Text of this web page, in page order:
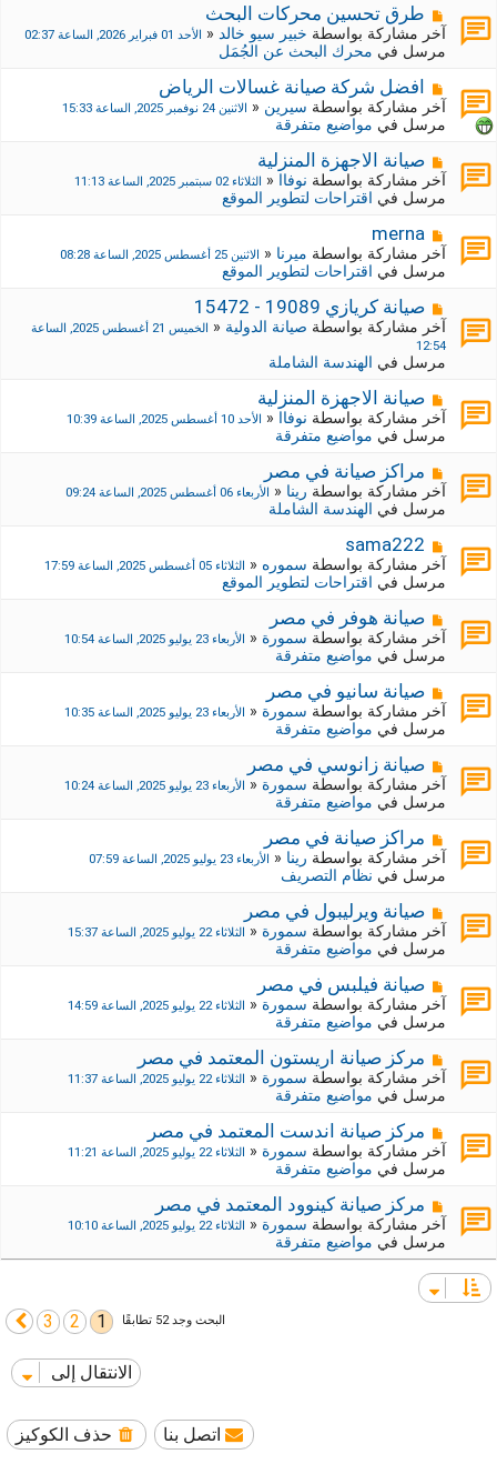
ج
د
ي
ة
م
ش
ر
ك
ة
ج
د
د
ة
طرق تحسين محركات البحث
آخر مشاركة بواسطة خبير سيو خالد« الأحد 01 فبراير 2026, الساعة 02:37
مرسل في محرك البحث عن الجُمَل
م
ش
ر
ك
ة
ج
د
د
ة
افضل شركة صيانة غسالات الرياض
آخر مشاركة بواسطة سيرين« الاثنين 24 نوفمبر 2025, الساعة 15:33
مرسل في مواضيع متفرقة
م
ش
ر
ك
ة
ج
د
د
ة
صيانة الاجهزة المنزلية
آخر مشاركة بواسطة نوفاا« الثلاثاء 02 سبتمبر 2025, الساعة 11:13
مرسل في اقتراحات لتطوير الموقع
م
ش
ر
ك
ة
ج
د
ي
ة
merna
آخر مشاركة بواسطة ميرنا« الاثنين 25 أغسطس 2025, الساعة 08:28
مرسل في اقتراحات لتطوير الموقع
م
ش
ا
ك
ة
ج
د
ي
ة
صيانة كريازي 19089 - 15472
آخر مشاركة بواسطة صيانة الدولية«
الخميس 21 أغسطس 2025, الساعة
12:54
مرسل في الهندسة الشاملة
م
ش
ر
ك
ة
ج
د
د
ة
صيانة الاجهزة المنزلية
آخر مشاركة بواسطة نوفاا« الأحد 10 أغسطس 2025, الساعة 10:39
مرسل في مواضيع متفرقة
م
ش
ر
ك
ة
ج
د
د
ة
مراكز صيانة في مصر
آخر مشاركة بواسطة رينا« الأربعاء 06 أغسطس 2025, الساعة 09:24
مرسل في الهندسة الشاملة
م
ش
ر
ك
ة
ج
د
د
ة
sama222
آخر مشاركة بواسطة سموره« الثلاثاء 05 أغسطس 2025, الساعة 17:59
مرسل في اقتراحات لتطوير الموقع
م
ش
ر
ك
ة
ج
د
د
ة
صيانة هوفر في مصر
آخر مشاركة بواسطة سمورة« الأربعاء 23 يوليو 2025, الساعة 10:54
مرسل في مواضيع متفرقة
م
ش
ر
ك
ة
ج
د
د
ة
صيانة سانيو في مصر
آخر مشاركة بواسطة سمورة« الأربعاء 23 يوليو 2025, الساعة 10:35
مرسل في مواضيع متفرقة
م
ش
ر
ك
ة
ج
د
د
ة
صيانة زانوسي في مصر
آخر مشاركة بواسطة سمورة« الأربعاء 23 يوليو 2025, الساعة 10:24
مرسل في مواضيع متفرقة
م
ش
ر
ك
ة
ج
د
د
ة
مراكز صيانة في مصر
آخر مشاركة بواسطة رينا« الأربعاء 23 يوليو 2025, الساعة 07:59
مرسل في نظام التصريف
م
ش
ر
ك
ة
ج
د
د
ة
صيانة ويرليبول في مصر
آخر مشاركة بواسطة سمورة« الثلاثاء 22 يوليو 2025, الساعة 15:37
مرسل في مواضيع متفرقة
م
ش
ر
ك
ة
ج
د
د
ة
صيانة فيلبس في مصر
آخر مشاركة بواسطة سمورة« الثلاثاء 22 يوليو 2025, الساعة 14:59
مرسل في مواضيع متفرقة
م
ش
ر
ك
ة
ج
د
د
ة
مركز صيانة اريستون المعتمد في مصر
آخر مشاركة بواسطة سمورة« الثلاثاء 22 يوليو 2025, الساعة 11:37
مرسل في مواضيع متفرقة
م
ش
ر
ك
ة
ج
د
ي
د
ة
مركز صيانة اندست المعتمد في مصر
آخر مشاركة بواسطة سمورة« الثلاثاء 22 يوليو 2025, الساعة 11:21
مرسل في مواضيع متفرقة
م
ش
ر
ك
ة
ج
مركز صيانة كينوود المعتمد في مصر
آخر مشاركة بواسطة سمورة« الثلاثاء 22 يوليو 2025, الساعة 10:10
مرسل في مواضيع متفرقة
البحث وجد 52 تطابقًا 1
2
3التالي
الانتقال إلى
حذف الكوكيز اتصل بنا